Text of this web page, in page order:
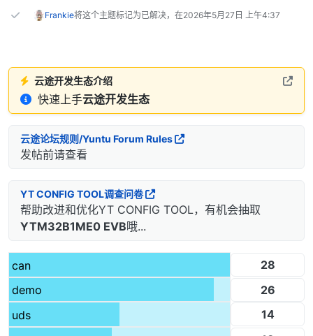
Frankie将这个主题标记为已解决，在2026年5月27日 上午4:37
云途开发生态介绍
快速上手云途开发生态
云途论坛规则/Yuntu Forum Rules
发帖前请查看
YT CONFIG TOOL调查问卷
帮助改进和优化YT CONFIG TOOL，有机会抽取
YTM32B1ME0 EVB哦...
can
28
demo
26
uds
14